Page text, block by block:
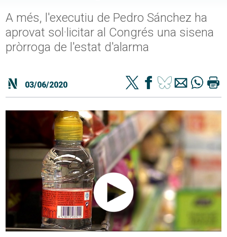
A més, l'executiu de Pedro Sánchez ha
aprovat sol·licitar al Congrés una sisena
pròrroga de l'estat d'alarma
03/06/2020